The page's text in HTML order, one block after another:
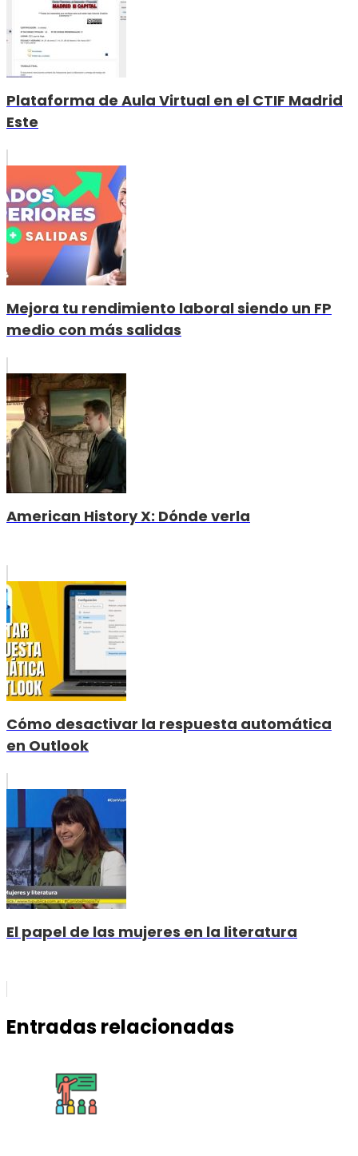
Plataforma de Aula Virtual en el CTIF Madrid
Este
Mejora tu rendimiento laboral siendo un FP
medio con más salidas
American History X: Dónde verla
Cómo desactivar la respuesta automática
en Outlook
El papel de las mujeres en la literatura
Entradas relacionadas